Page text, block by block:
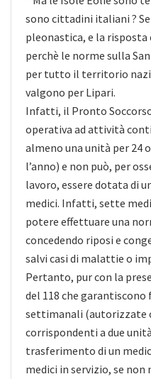
sono cittadini italiani ?
pleonastica, e la
perchè le norme sulla
per tutto il territorio
valgono per Lipari.
Infatti, il Pronto
operativa ad attività
almeno una unità per 24
l’anno) e non può, per
lavoro, essere dotata di
medici. Infatti, sette
potere effettuare una
concedendo riposi e
salvi casi di malattie o
Pertanto, pur con la
del 118 che garantiscono
settimanali (autorizzate
corrispondenti a due
trasferimento di un
medici in servizio, se